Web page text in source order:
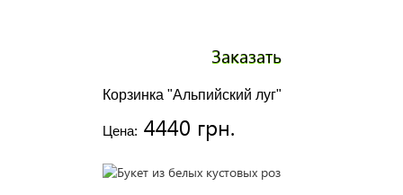
Корзинка "Альпийский луг"
Цена: 4440 грн.
Заказать